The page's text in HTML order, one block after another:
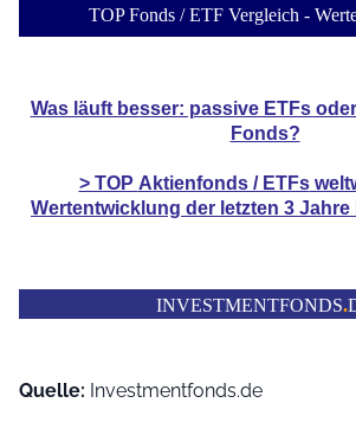
TOP Fonds / ETF Vergleich -
Was läuft besser: passive ETFs
Fonds?
> TOP Aktienfonds / ETFs
Wertentwicklung der letzten 3
INVESTMENTFONDS.
Quelle: Investmentfonds.de